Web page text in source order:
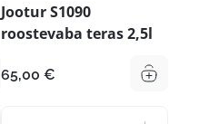
Jootur S1090
roostevaba teras 2,5l
65,00 €